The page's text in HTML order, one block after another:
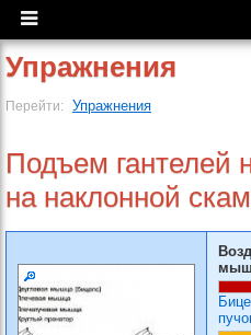
Упражнения
Перейти: Упражнения
Подъем гантелей
на наклонной